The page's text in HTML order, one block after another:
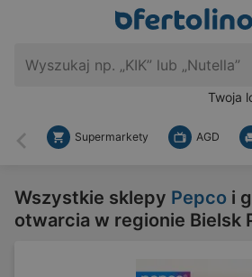
Twoja
Wstecz
Supermarkety AGD
Wszystkie sklepy Pepco i
otwarcia w regionie Bielsk